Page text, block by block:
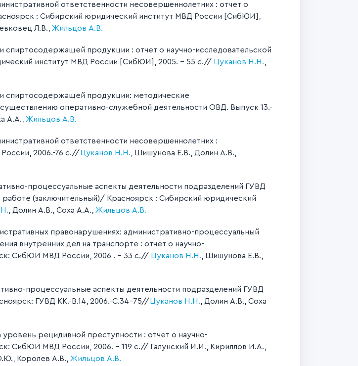
ответственности несовершеннолетних : отчет о
: Сибирский юридический институт МВД России [СибЮИ],
Л.В., Жильцов А.В.
спиртосодержащей продукции : отчет о научно-исследовательской
институт МВД России [СибЮИ], 2005. – 55 с.// Цуканов Н.Н.
спиртосодержащей продукции: методические
оперативно-служебной деятельности ОВД. Выпуск 13.-
А.А., Жильцов А.В.
ответственности несовершеннолетних :
2006.-76 с.// Цуканов Н.Н. , Шишунова Е.В., Долин А.В.,
процессуальные аспекты деятельности подразделений ГУВД
работе (заключительный)/ Красноярск : Сибирский юридический
, Долин А.В., Соха А.А., Жильцов А.В.
правонарушениях: административно-процессуальный
внутренних дел на транспорте : отчет о научно-
СибЮИ МВД России, 2006 . – 33 с.// Цуканов Н.Н. , Шишунова Е.В.,
процессуальные аспекты деятельности подразделений ГУВД
ГУВД КК.-В.14, 2006.-С.34-75// Цуканов Н.Н. , Долин А.В., Соха
рецидивной преступности : отчет о научно-
СибЮИ МВД России, 2006. – 119 с.// Галунский И.И., Кириллов И.А.,
Королев А.В., Жильцов А.В.